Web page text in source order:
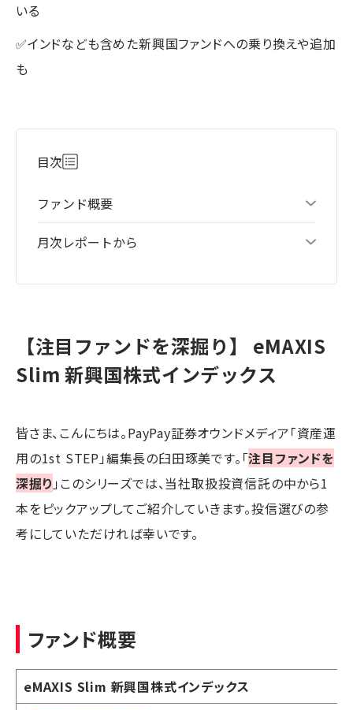
いる
✅インドなども含めた新興国ファンドへの乗り換えや追加
も
目次
ファンド概要
月次レポートから
【注目ファンドを深掘り】 eMAXIS
Slim 新興国株式インデックス
皆さま、こんにちは。PayPay証券オウンドメディア「資産運
用の1st STEP」編集長の臼田琢美です。「注目ファンドを
深掘り 」このシリーズでは、当社取扱投資信託の中から1
本をピックアップしてご紹介していきます。投信選びの参
考にしていただければ幸いです。
ファンド概要
eMAXIS Slim 新興国株式インデックス